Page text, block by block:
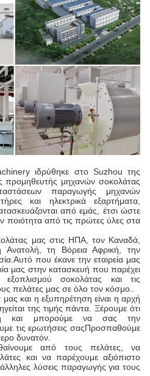
ιδρύθηκε στο Suzhou της
προμηθευτής μηχανών σοκολάτας
παραγωγής μηχανών
και ηλεκτρικά εξαρτήματα,
από εμάς, έτσι ώστε
ποιότητα από τις πρώτες ύλες στα
μας στις ΗΠΑ, τον Καναδά,
τη Βόρεια Αφρική, την
που έκανε την εταιρεία μας
μας στην κατασκευή που παρέχει
σοκολάτας και τις
πελάτες μας σε όλο τον κόσμο..
και η εξυπηρέτηση είναι η αρχή
της τιμής πάντα. Ξέρουμε ότι
και μπορούμε να σας την
τις ερωτήσεις σαςΠροσπαθούμε
δυνατόν.
από τους πελάτες, να
και να παρέχουμε αξιόπιστο
λύσεις παραγωγής για τους